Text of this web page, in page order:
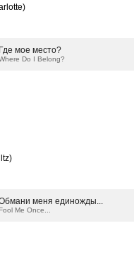
Где мое место?
Do I Belong?
меня единожды...
Me Once...